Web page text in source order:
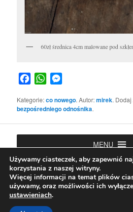
60zł średnica 4cm malowane pod
FacebookWhatsApp
Kategorie:co nowego. Autor:mirek. Dodaj
bezpośredniego odnośnika.
MENU
Polityka prywatności
Używamy ciasteczek, aby zapewnić
korzystania z naszej witryny.
Więcej informacji na temat plików
używamy, oraz możliwości ich
ustawieniach.